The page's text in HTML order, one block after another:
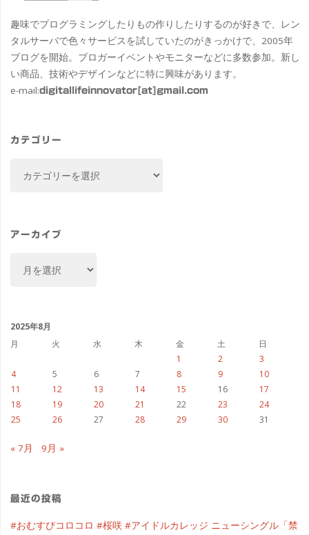
趣味でプログラミングしたりもの作りしたりするのが好きで、レン
タルサーバで色々サービスを試していたのがきっかけで、2005年
ブログを開始。ブロガーイベントやモニターなどに多数参加。新し
い商品、技術やデザインなどに特に興味があります。
e-mail:digitallifeinnovator[at]gmail.com
カテゴリー
ー
アーカイブ
ブ
2025年8月
月
火 水 木 金 土
日
1
2
3
4
5 6 7 8 9
10
11
12 13 14 15 16
17
18
19 20 21 22 23
24
25
26 27 28 29 30 31
« 7月 9月 »
最近の投稿
#おむすびコロコロ #桜咲 #アイドルカレッジ ニューシングル「禁